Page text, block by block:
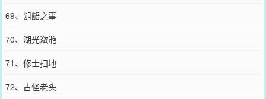
69、龃龉之事
70、湖光潋滟
71、修士扫地
72、古怪老头